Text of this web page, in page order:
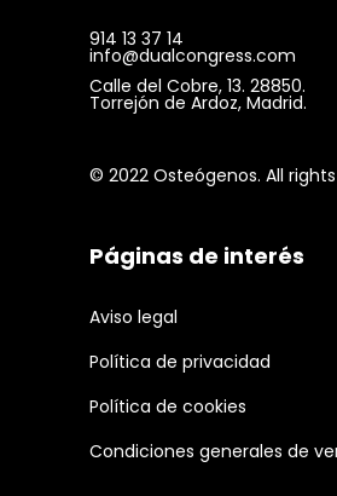
914 13 37 14
info@dualcongress.com
Calle del Cobre, 13. 28850.
Torrejón de Ardoz, Madrid.
© 2022 Osteógenos. All
Páginas de interés
Aviso legal
Política de privacidad
Política de cookies
Condiciones generales de